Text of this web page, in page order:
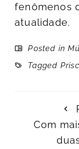
fenômenos
atualidade.
Posted in
Tagged
Com